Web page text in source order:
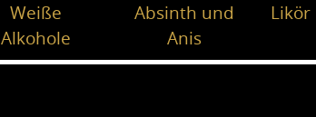
Weiße
Alkohole
Absinth und
Anis
Likör